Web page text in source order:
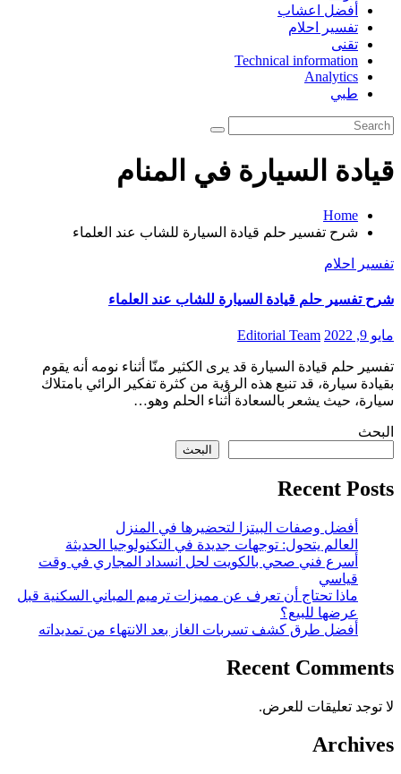
أفضل اعشاب
تفسير احلام
تقنى
Technical information
Analytics
طبي
قيادة السيارة في المنام
Home
شرح تفسير حلم قيادة السيارة للشاب عند العلماء
تفسير احلام
شرح تفسير حلم قيادة السيارة للشاب عند العلماء
مايو 9, 2022 Editorial Team
تفسير حلم قيادة السيارة قد يرى الكثير منّا أثناء نومه أنه يقوم
بقيادة سيارة، قد تنبع هذه الرؤية من كثرة تفكير الرائي بامتلاك
سيارة، حيث يشعر بالسعادة أثناء الحلم وهو…
البحث
البحث
Recent Posts
أفضل وصفات البيتزا لتحضيرها في المنزل
العالم يتحول: توجهات جديدة في التكنولوجيا الحديثة
أسرع فني صحي بالكويت لحل انسداد المجاري في وقت
قياسي
ماذا تحتاج أن تعرف عن مميزات ترميم المباني السكنية قبل
عرضها للبيع؟
أفضل طرق كشف تسربات الغاز بعد الانتهاء من تمديداته
Recent Comments
لا توجد تعليقات للعرض.
Archives